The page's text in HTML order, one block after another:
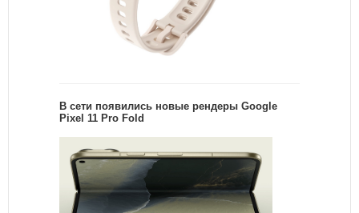
В сети появились новые рендеры Google
Pixel 11 Pro Fold